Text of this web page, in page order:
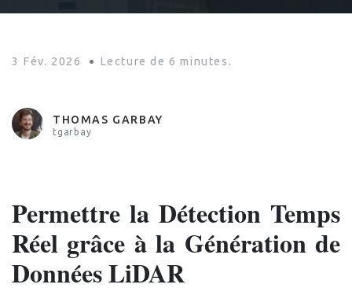
POUR DÉTECTION
3 Fév. 2026 Lecture de 6 minutes.
THOMAS GARBAY
tgarbay
Permettre la Détection Temps
Réel grâce à la Génération de
Données LiDAR